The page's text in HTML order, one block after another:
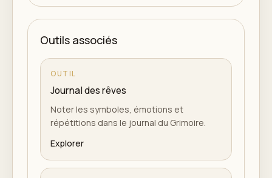
Outils associés
OUTIL
Journal des rêves
Noter les symboles, émotions et
répétitions dans le journal du Grimoire.
Explorer